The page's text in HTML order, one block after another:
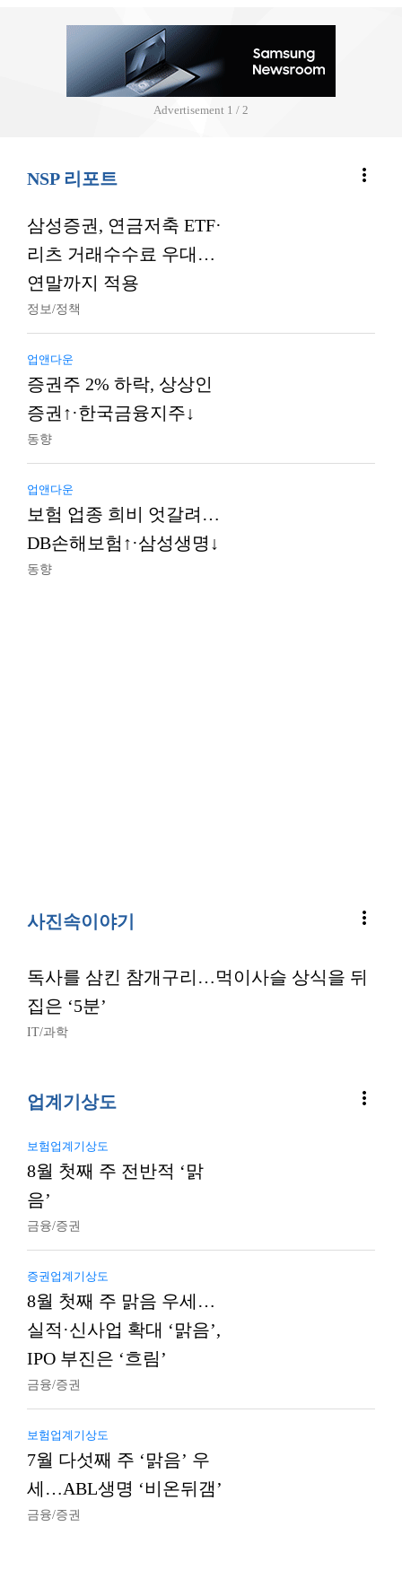
Advertisement 2 / 2
NSP 리포트 more_vert
삼성증권, 연금저축 ETF·
리츠 거래수수료 우대…
연말까지 적용
정보/정책
업앤다운
증권주 2% 하락, 상상인
증권↑·한국금융지주↓
동향
업앤다운
보험 업종 희비 엇갈려…
DB손해보험↑·삼성생명↓
동향
사진속이야기 more_vert
독사를 삼킨 참개구리…먹이사슬 상식을 뒤
집은 ‘5분’
IT/과학
업계기상도 more_vert
보험업계기상도
8월 첫째 주 전반적 ‘맑
음’
금융/증권
증권업계기상도
8월 첫째 주 맑음 우세…
실적·신사업 확대 ‘맑음’,
IPO 부진은 ‘흐림’
금융/증권
보험업계기상도
7월 다섯째 주 ‘맑음’ 우
세…ABL생명 ‘비온뒤갬’
금융/증권